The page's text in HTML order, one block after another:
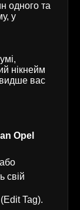
одного та
у
нікнейм
вас
Opel
свій
(Edit Tag).